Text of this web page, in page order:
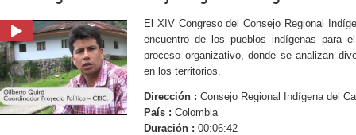
El XIV Congreso del Consejo Regional
encuentro de los pueblos indígenas para
proceso organizativo, donde se analizan
en los territorios.
Dirección : Consejo Regional Indígena del
País : Colombia
Duración : 00:06:42